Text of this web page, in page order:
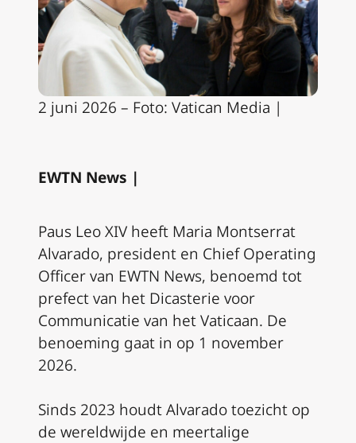
2 juni 2026 – Foto: Vatican Media |
EWTN News |
Paus Leo XIV heeft Maria Montserrat
Alvarado, president en Chief Operating
Officer van EWTN News, benoemd tot
prefect van het Dicasterie voor
Communicatie van het Vaticaan. De
benoeming gaat in op 1 november
2026.
Sinds 2023 houdt Alvarado toezicht op
de wereldwijde en meertalige